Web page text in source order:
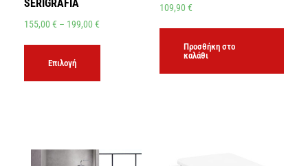
SERIGRAFIA
155,00 € – 199,00 €
Επιλογή
109,90 €
Προσθήκη στο
καλάθι